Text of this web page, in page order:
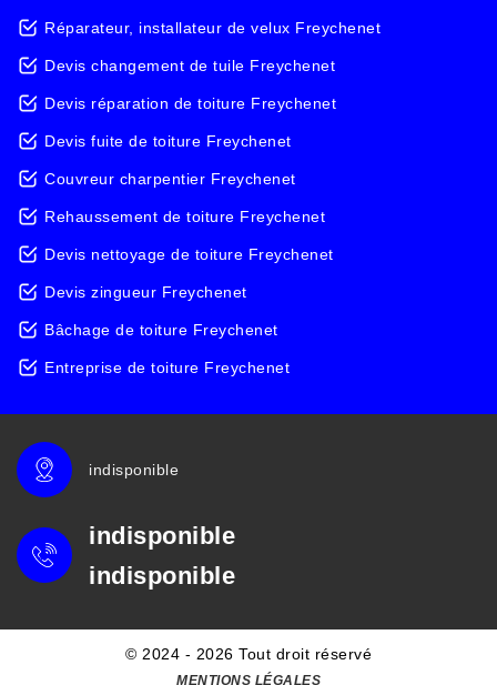
Réparateur, installateur de velux Freychenet
Devis changement de tuile Freychenet
Devis réparation de toiture Freychenet
Devis fuite de toiture Freychenet
Couvreur charpentier Freychenet
Rehaussement de toiture Freychenet
Devis nettoyage de toiture Freychenet
Devis zingueur Freychenet
Bâchage de toiture Freychenet
Entreprise de toiture Freychenet
indisponible
indisponible
indisponible
© 2024 - 2026 Tout droit réservé
MENTIONS LÉGALES